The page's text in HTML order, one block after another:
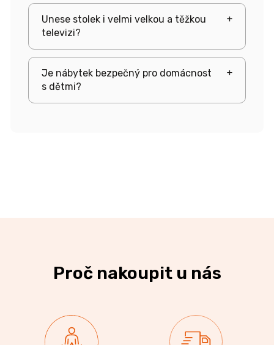
Unese stolek i velmi velkou a těžkou
televizi?
+
Je nábytek bezpečný pro domácnost
s dětmi?
+
Proč nakoupit u nás